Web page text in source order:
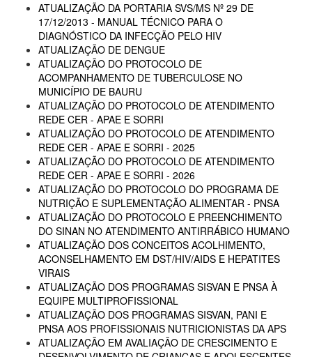
ATUALIZAÇÃO DA PORTARIA SVS/MS Nº 29 DE
17/12/2013 - MANUAL TÉCNICO PARA O
DIAGNÓSTICO DA INFECÇÃO PELO HIV
ATUALIZAÇÃO DE DENGUE
ATUALIZAÇÃO DO PROTOCOLO DE
ACOMPANHAMENTO DE TUBERCULOSE NO
MUNICÍPIO DE BAURU
ATUALIZAÇÃO DO PROTOCOLO DE ATENDIMENTO
REDE CER - APAE E SORRI
ATUALIZAÇÃO DO PROTOCOLO DE ATENDIMENTO
REDE CER - APAE E SORRI - 2025
ATUALIZAÇÃO DO PROTOCOLO DE ATENDIMENTO
REDE CER - APAE E SORRI - 2026
ATUALIZAÇÃO DO PROTOCOLO DO PROGRAMA DE
NUTRIÇÃO E SUPLEMENTAÇÃO ALIMENTAR - PNSA
ATUALIZAÇÃO DO PROTOCOLO E PREENCHIMENTO
DO SINAN NO ATENDIMENTO ANTIRRÁBICO HUMANO
ATUALIZAÇÃO DOS CONCEITOS ACOLHIMENTO,
ACONSELHAMENTO EM DST/HIV/AIDS E HEPATITES
VIRAIS
ATUALIZAÇÃO DOS PROGRAMAS SISVAN E PNSA À
EQUIPE MULTIPROFISSIONAL
ATUALIZAÇÃO DOS PROGRAMAS SISVAN, PANI E
PNSA AOS PROFISSIONAIS NUTRICIONISTAS DA APS
ATUALIZAÇÃO EM AVALIAÇÃO DE CRESCIMENTO E